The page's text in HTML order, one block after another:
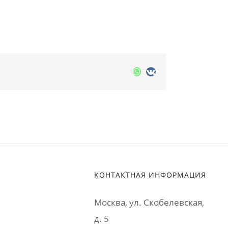
Whatsapp
Vk
КОНТАКТНАЯ ИНФОРМАЦИЯ
Москва, ул. Cкобелевская,
д. 5